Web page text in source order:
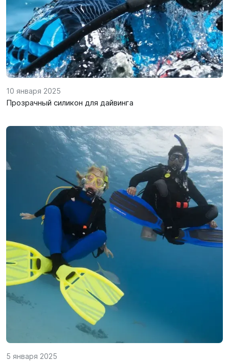
10 января 2025
Прозрачный силикон для дайвинга
5 января 2025